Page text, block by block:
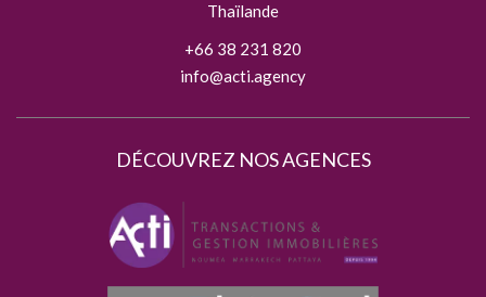
Thaïlande
+66 38 231 820
info@acti.agency
DÉCOUVREZ NOS AGENCES